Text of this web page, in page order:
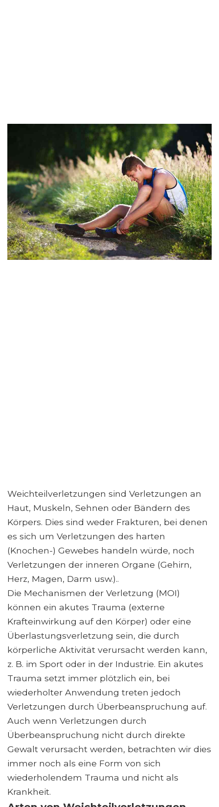
Weichteilverletzungen sind Verletzungen an
Haut, Muskeln, Sehnen oder Bändern des
Körpers. Dies sind weder Frakturen, bei denen
es sich um Verletzungen des harten
(Knochen-) Gewebes handeln würde, noch
Verletzungen der inneren Organe (Gehirn,
Herz, Magen, Darm usw.)..
Die Mechanismen der Verletzung (MOI)
können ein akutes Trauma (externe
Krafteinwirkung auf den Körper) oder eine
Überlastungsverletzung sein, die durch
körperliche Aktivität verursacht werden kann,
z. B. im Sport oder in der Industrie. Ein akutes
Trauma setzt immer plötzlich ein, bei
wiederholter Anwendung treten jedoch
Verletzungen durch Überbeanspruchung auf.
Auch wenn Verletzungen durch
Überbeanspruchung nicht durch direkte
Gewalt verursacht werden, betrachten wir dies
immer noch als eine Form von sich
wiederholendem Trauma und nicht als
Krankheit.